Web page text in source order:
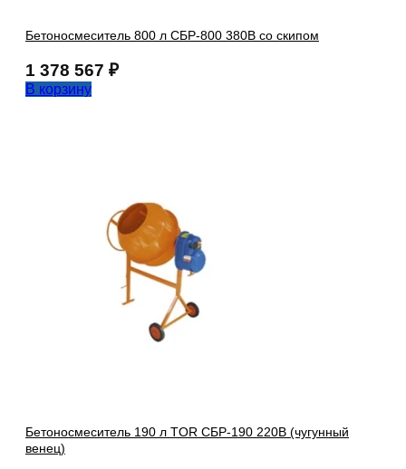
Бетоносмеситель 800 л СБР-800 380В со скипом
1 378 567 ₽
В корзину
Бетоносмеситель 190 л TOR СБР-190 220В (чугунный
венец)